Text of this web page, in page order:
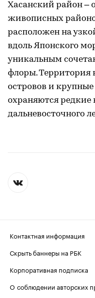
Хасанский район –
живописных
расположен на
вдоль Японского
уникальным
флоры. Территория
островов и
охраняются
дальневосточного
Контактная информация
Скрыть баннеры на РБК
Корпоративная подписка
О соблюдении авторских